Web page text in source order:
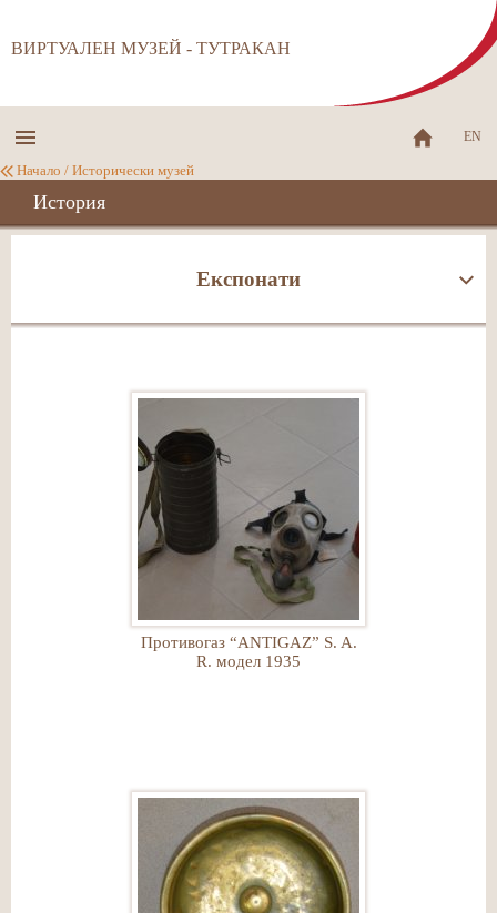
ВИРТУАЛЕН МУЗЕЙ - ТУТРАКАН
EN
Начало / Исторически музей
История
Експонати
Противогаз “ANTIGAZ” S. A.
R. модел 1935